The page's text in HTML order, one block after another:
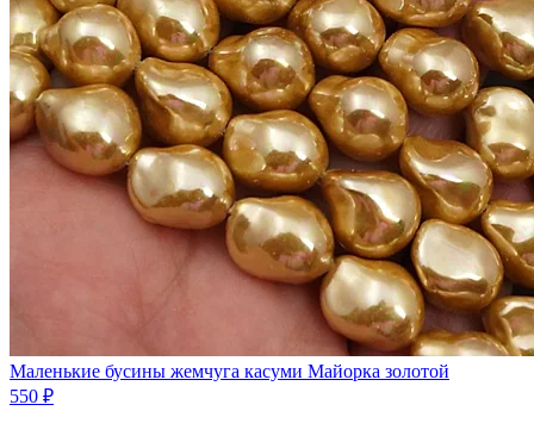
Маленькие бусины жемчуга касуми Майорка золотой
550 ₽